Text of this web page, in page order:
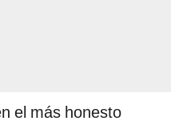
el más honesto